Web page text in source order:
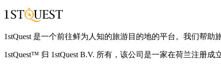
1stQuest 是一个前往鲜为人知的旅游目的地的平台。我们帮
1stQuest™ 归 1stQuest B.V. 所有，该公司是一家在荷兰注册成